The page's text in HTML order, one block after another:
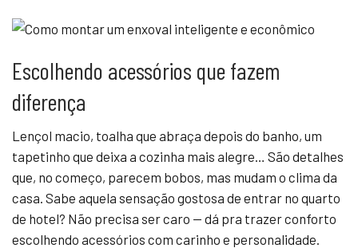
Escolhendo acessórios que fazem
diferença
Lençol macio, toalha que abraça depois do banho, um
tapetinho que deixa a cozinha mais alegre… São detalhes
que, no começo, parecem bobos, mas mudam o clima da
casa. Sabe aquela sensação gostosa de entrar no quarto
de hotel? Não precisa ser caro — dá pra trazer conforto
escolhendo acessórios com carinho e personalidade.